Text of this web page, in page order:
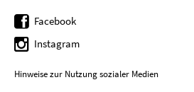
Facebook
Instagram
Hinweise zur Nutzung sozialer Medien